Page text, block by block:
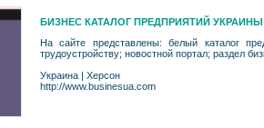
БИЗНЕС КАТАЛОГ ПРЕДПРИЯТИЙ УКРАИНЫ
На сайте представлены: белый каталог
трудоустройству; новостной портал; раздел
Украина | Херсон
http://www.businesua.com